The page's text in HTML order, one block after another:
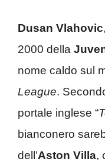
Dusan Vlahovic
2000 della
nome caldo sul
League.
portale inglese “
bianconero
dell’Aston Villa,